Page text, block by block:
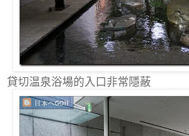
貸切温泉浴場的入口非常隱蔽